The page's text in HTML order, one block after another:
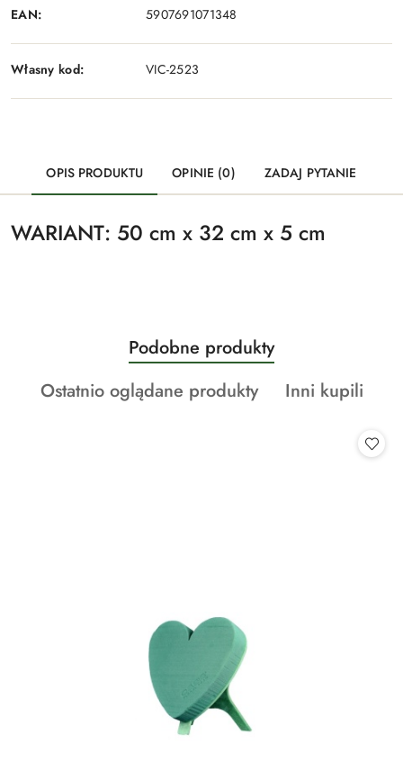
EAN: 5907691071348
Własny kod: VIC-2523
OPIS PRODUKTU OPINIE (0) ZADAJ PYTANIE
WARIANT: 50 cm x 32 cm x 5 cm
Pomiń karuzelę produktów
Produkty
o
statusie:
Podobne produkty
Produkty
Ostatnio oglądane produkty
Produkty
Inni kupili